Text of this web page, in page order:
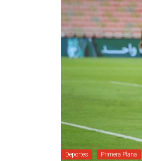
Deportes Primera Plana